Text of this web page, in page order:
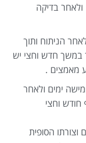
בדיקה
הניתוח ותוך
במשך חדש וחצי יש
מאמצים .
ימים ולאחר
וחצי
הסופית